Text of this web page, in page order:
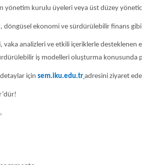
yönetim kurulu üyeleri veya üst düzey
döngüsel ekonomi ve sürdürülebilir finans
analizleri ve etkili içeriklerle desteklenen
iş modelleri oluşturma konusunda
için sem.iku.edu.tr adresini ziyaret